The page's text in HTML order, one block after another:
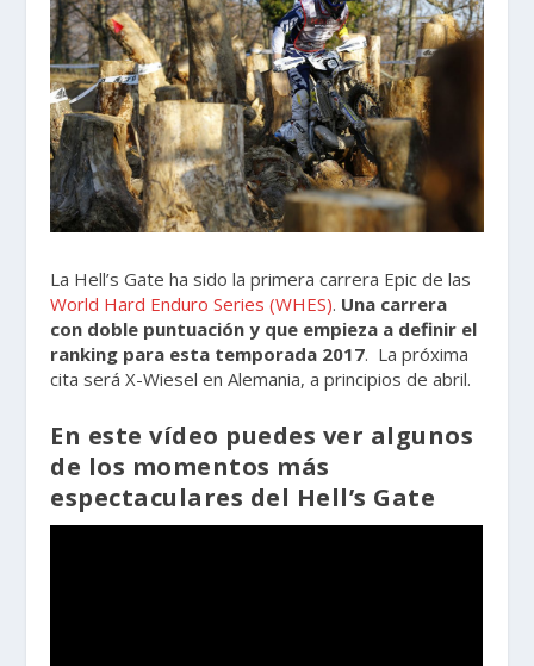
La Hell’s Gate ha sido la primera carrera Epic de las
World Hard Enduro Series (WHES). Una carrera
con doble puntuación y que empieza a definir el
ranking para esta temporada 2017. La próxima
cita será X-Wiesel en Alemania, a principios de abril.
En este vídeo puedes ver algunos
de los momentos más
espectaculares del Hell’s Gate